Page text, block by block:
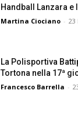
Handball Lanzara e
Martina Ciociano - 23
La Polisportiva
Tortona nella 17ª
Francesco Barrella -